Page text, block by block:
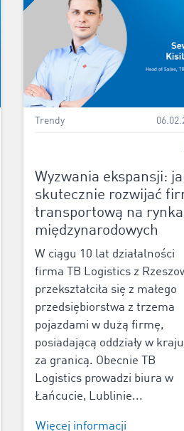
Trendy
Wyzwania ekspansji:
skutecznie rozwijać
transportową na
międzynarodowych
W ciągu 10 lat działalności
firma TB Logistics z
przekształciła się z małego
przedsiębiorstwa z trzema
pojazdami w dużą firmę,
posiadającą oddziały w
za granicą. Obecnie TB
Logistics prowadzi biura w
Łańcucie, Lublinie...
Więcej informacji